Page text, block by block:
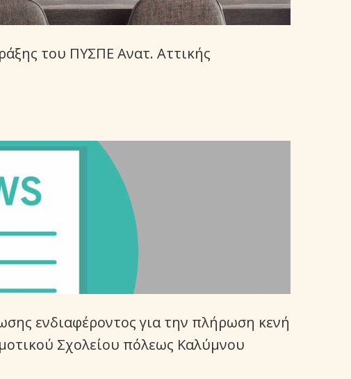
του ΠΥΣΠΕ Ανατ. Αττικής
ενδιαφέροντος για την πλήρωση κενή
Σχολείου πόλεως Καλύμνου